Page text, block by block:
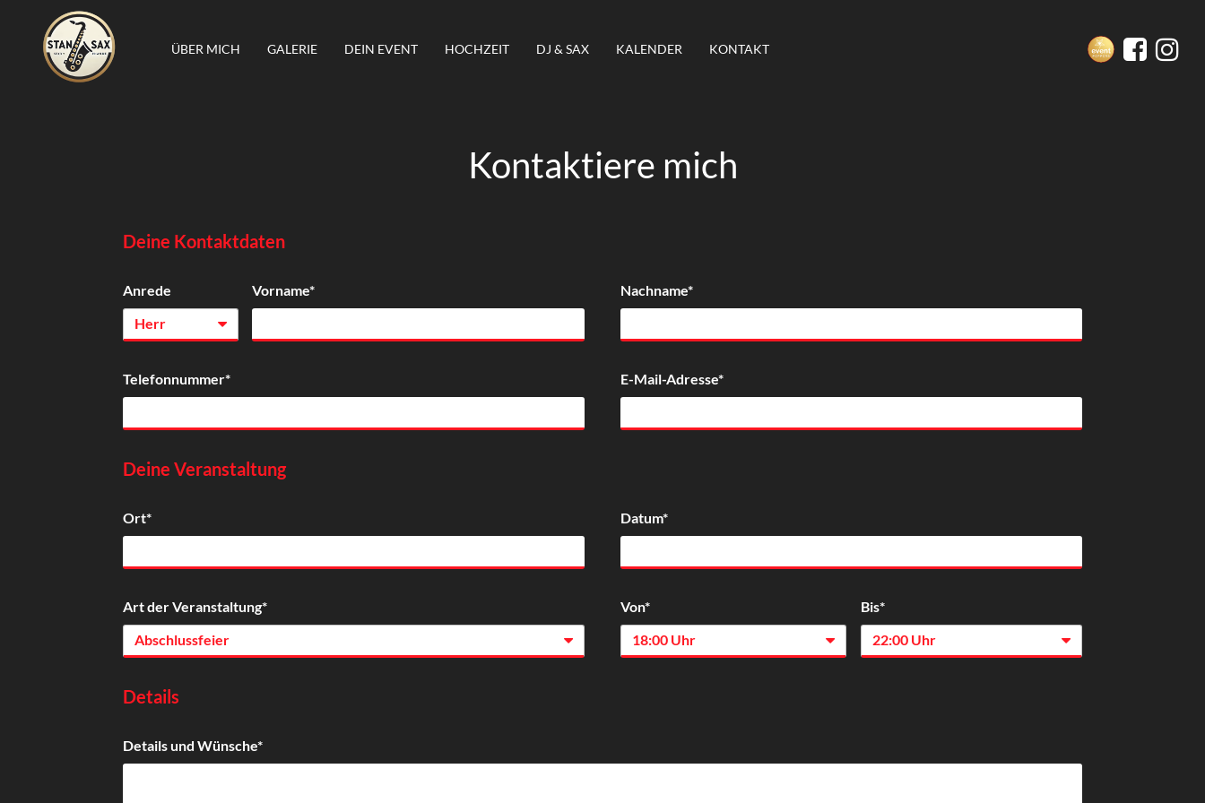
ÜBER MICH GALERIE DEIN EVENT HOCHZEIT DJ & SAX KALENDER KONTAKT
Kontaktiere mich
Deine Kontaktdaten
Anrede
Herr
Vorname* Nachname*
Telefonnummer* E-Mail-Adresse*
Deine Veranstaltung
Ort* Datum*
Art der Veranstaltung*
Abschlussfeier
Von*
18:00 Uhr
Bis*
22:00 Uhr
Details
Details und Wünsche*